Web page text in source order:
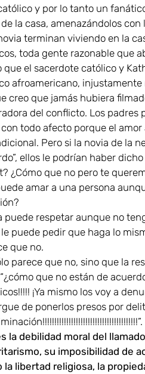
y por lo tanto un
la casa, amenazándolos
terminan viviendo en la
toda gente razonable que
que el sacerdote católico y
afroamericano,
creo que jamás hubiera
del conflicto. Los padres
todo afecto porque el
Pero si la novia de la
ellos le podrían haber
¿Cómo que no pero te
amar a una persona
puede respetar aunque no
le puede pedir que haga lo
que no.
parece que no, sino que la
que no están de
¡Ya mismo los voy a
de ponerlos presos por
la debilidad moral del
su imposibilidad de
la libertad religiosa, la